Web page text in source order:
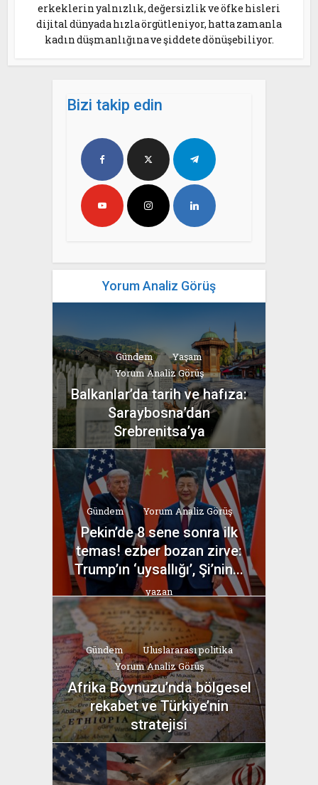
erkeklerin yalnızlık, değersizlik ve öfke hisleri
dijital dünyada hızla örgütleniyor, hatta zamanla
kadın düşmanlığına ve şiddete dönüşebiliyor.
Bizi takip edin
Yorum Analiz Görüş
Gündem
Yaşam
Yorum Analiz Görüş
Balkanlar’da tarih ve hafıza:
Saraybosna’dan
Srebrenitsa’ya
yazan
Bahri Ak
Gündem Yorum Analiz Görüş
Pekin’de 8 sene sonra ilk
temas! ezber bozan zirve:
Trump’ın ‘uysallığı’, Şi’nin...
yazan
Bahri Ak
Gündem
Uluslararası politika
Yorum Analiz Görüş
Afrika Boynuzu’nda bölgesel
rekabet ve Türkiye’nin
stratejisi
yazan
Bahri Ak